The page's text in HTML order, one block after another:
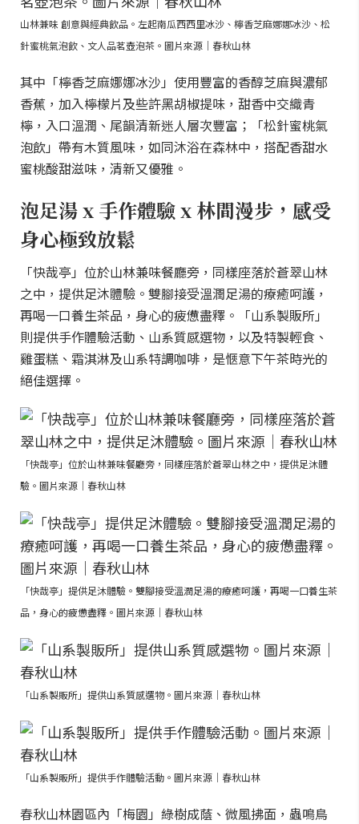
山林兼味 創意與經典飲品。左起南瓜西西里冰沙、檸香芝麻娜娜冰沙、松
針蜜桃氣泡飲、文人品茗壺泡茶。圖片來源｜春秋山林
其中「檸香芝麻娜娜冰沙」使用豐富的香醇芝麻與濃郁
香蕉，加入檸檬片及些許黑胡椒提味，甜香中交織青
檸，入口溫潤、尾韻清新迷人層次豐富；「松針蜜桃氣
泡飲」帶有木質風味，如同沐浴在森林中，搭配香甜水
蜜桃酸甜滋味，清新又優雅。
泡足湯 x 手作體驗 x 林間漫步，感受
身心極致放鬆
「快哉亭」位於山林兼味餐廳旁，同樣座落於蒼翠山林
之中，提供足沐體驗。雙腳接受溫潤足湯的療癒呵護，
再喝一口養生茶品，身心的疲憊盡釋。「山系製販所」
則提供手作體驗活動、山系質感選物，以及特製輕食、
雞蛋糕、霜淇淋及山系特調咖啡，是愜意下午茶時光的
絕佳選擇。
「快哉亭」位於山林兼味餐廳旁，同樣座落於蒼翠山林之中，提供足沐體
驗。圖片來源｜春秋山林
「快哉亭」提供足沐體驗。雙腳接受溫潤足湯的療癒呵護，再喝一口養生茶
品，身心的疲憊盡釋。圖片來源｜春秋山林
「山系製販所」提供山系質感選物。圖片來源｜春秋山林
「山系製販所」提供手作體驗活動。圖片來源｜春秋山林
春秋山林園區內「梅園」綠樹成蔭、微風拂面，蟲鳴鳥